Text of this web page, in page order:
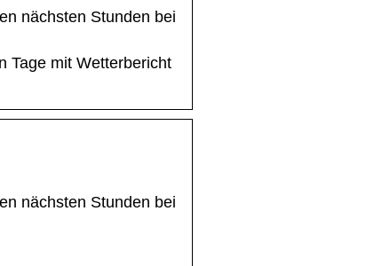
nächsten Stunden bei
Tage mit Wetterbericht
nächsten Stunden bei